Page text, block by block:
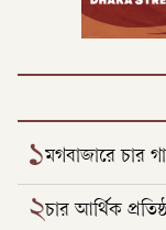
১মগবাজারে চার
২চার আর্থিক